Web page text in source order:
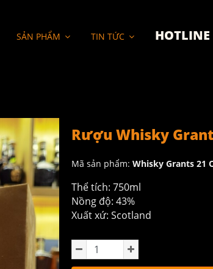
SẢN PHẨM TIN TỨC
Rượu Whisky
Mã sản phẩm: Whisky Grants 21
Thể tích: 750ml
Nồng độ: 43%
Xuất xứ: Scotland